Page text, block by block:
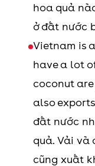
hoa quả
ở đất nước
Vietnam is
have a lot
coconut
also
đất nước
quả. Vải và
cũng xuất